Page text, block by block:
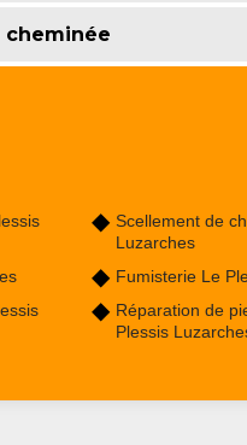
cheminée
Scellement de
Luzarches
Fumisterie Le
Réparation de
Plessis